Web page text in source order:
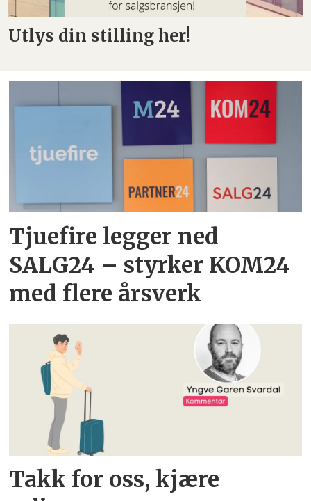
Utlys din stilling her!
Tjuefire legger ned
SALG24 – styrker KOM24
med flere årsverk
Takk for oss, kjære